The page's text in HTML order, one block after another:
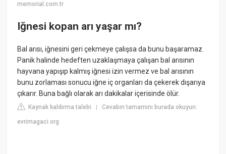
memorial.com.tr
Iğnesi kopan arı yaşar mı?
Bal arısı, iğnesini geri çekmeye çalışsa da bunu başaramaz.
Panik halinde hedeften uzaklaşmaya çalışan bal arısının
hayvana yapışıp kalmış iğnesi izin vermez ve bal arısının
bunu zorlaması sonucu iğne iç organları da çekerek dışarıya
çıkarır. Buna bağlı olarak arı dakikalar içerisinde ölür.
Kaynak kaldırma talebi |Cevabın tamamını burada okuyun:
evrimagaci.org